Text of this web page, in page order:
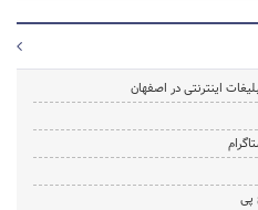
اینترنتی در اصفهان